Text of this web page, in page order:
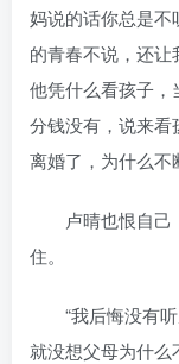
妈说的话你总是不
的青春不说，还让
他凭什么看孩子，
分钱没有，说来
离婚了，为什么不
卢晴也恨自己
住。
“我后悔没有听
就没想父母为什